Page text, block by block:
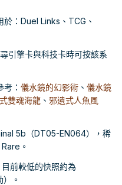
：Duel Links、TCG、
引擎卡與科技卡時可按該系
： 儀水鏡的幻影術 、 儀水鏡
雙魂海龍 、 邪遺式人魚風
5b（DT05-EN064），稀
。
前較低的快照約為
。